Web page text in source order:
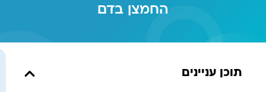
החמצן בדם
תוכן עניינים